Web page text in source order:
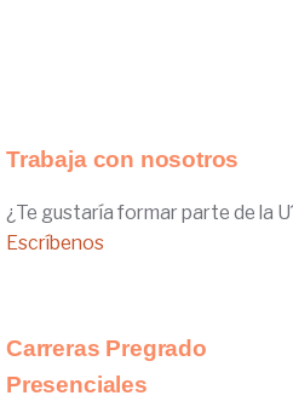
Trabaja con nosotros
¿Te gustaría formar parte de la
Escríbenos
Carreras Pregrado
Presenciales